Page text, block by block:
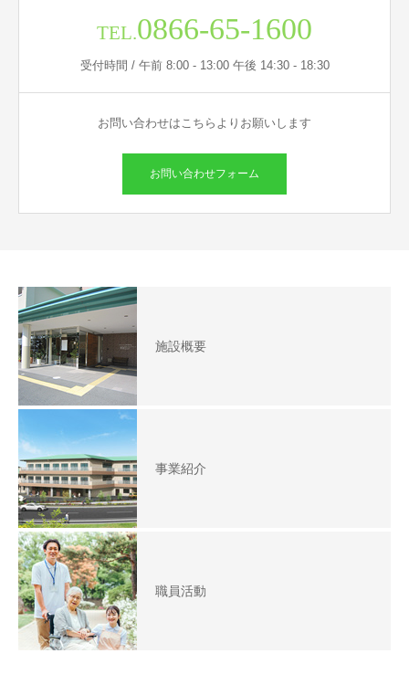
TEL.0866-65-1600
受付時間 / 午前 8:00 - 13:00 午後 14:30 - 18:30
お問い合わせはこちらよりお願いします
お問い合わせフォーム
施設概要
事業紹介
職員活動